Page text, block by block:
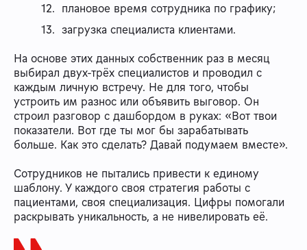
плановое время сотрудника по графику;
загрузка специалиста клиентами.
На основе этих данных собственник раз в месяц
выбирал двух-трёх специалистов и проводил с
каждым личную встречу. Не для того, чтобы
устроить им разнос или объявить выговор. Он
строил разговор с дашбордом в руках: «Вот твои
показатели. Вот где ты мог бы зарабатывать
больше. Как это сделать? Давай подумаем вместе».
Сотрудников не пытались привести к единому
шаблону. У каждого своя стратегия работы с
пациентами, своя специализация. Цифры помогали
раскрывать уникальность, а не нивелировать её.